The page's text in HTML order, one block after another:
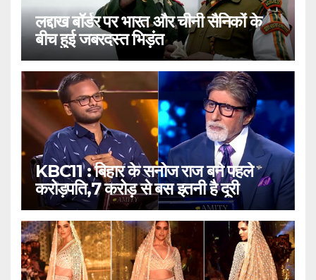
लद्दाख बॉर्डर पर भारत और चीनी सैनिकों के
बीच हुई जबरदस्त भिड़ंत
KBC11 : बिहार के सनोज राज बने पहले
करोड़पति,7 करोड़ से बस इतनी है दूरी